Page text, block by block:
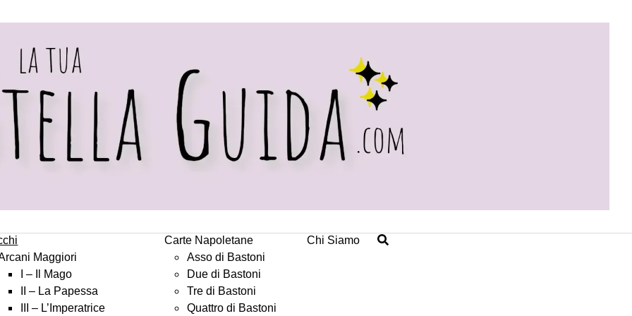
Maggiori
I – Il Mago
II – La Papessa
III – L’Imperatrice
Carte Napoletane
Asso di Bastoni
Due di Bastoni
Tre di Bastoni
Quattro di Bastoni
Chi Siamo